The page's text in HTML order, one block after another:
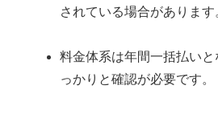
されている場合があります
料金体系は年間一括払い
っかりと確認が必要です。